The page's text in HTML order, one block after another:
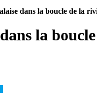
dans la boucle de la
la